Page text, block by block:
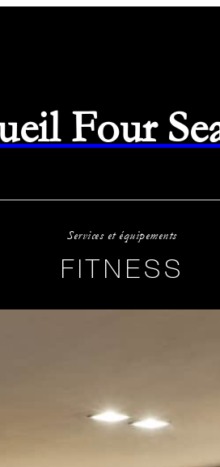
Four
Services et équipements
FITNESS